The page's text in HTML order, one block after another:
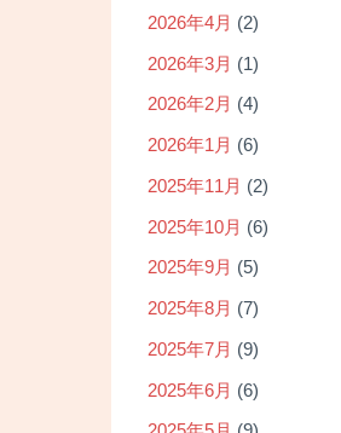
2026年4月 (2)
2026年3月 (1)
2026年2月 (4)
2026年1月 (6)
2025年11月 (2)
2025年10月 (6)
2025年9月 (5)
2025年8月 (7)
2025年7月 (9)
2025年6月 (6)